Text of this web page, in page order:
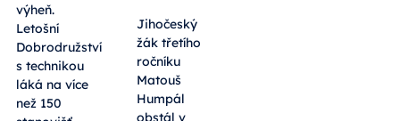
výheň.
Letošní
Dobrodružství
s technikou
láká na více
než 150
Jihočeský
žák třetího
ročníku
Matouš
Humpál
obstál v